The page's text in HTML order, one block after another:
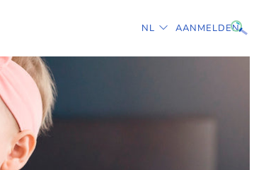
TAAL
NL AANMELDEN